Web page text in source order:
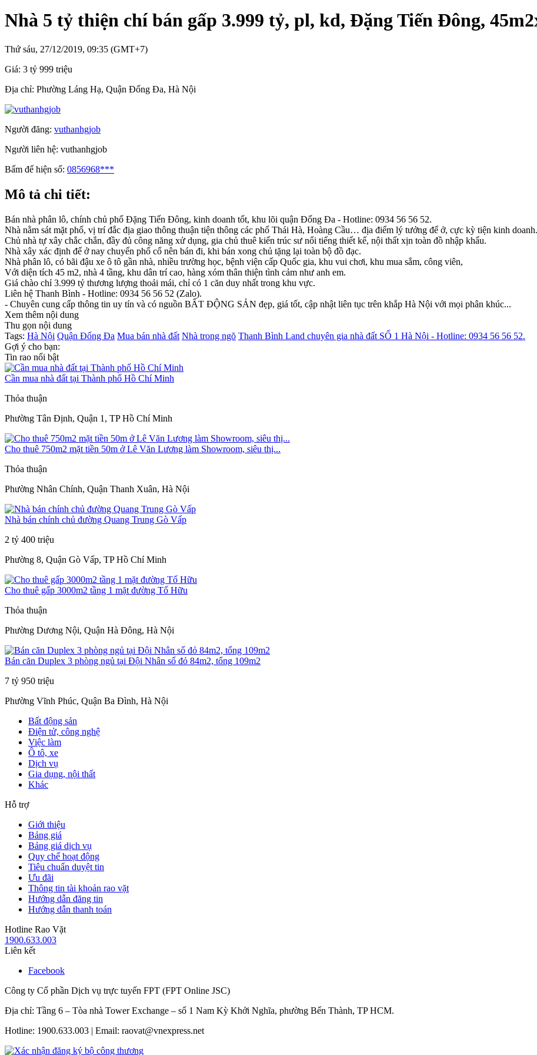
Nhà 5 tỷ thiện chí bán gấp 3.999 tỷ, pl, kd, Đặng Tiến Đông,
Thứ sáu, 27/12/2019, 09:35 (GMT+7)
Giá: 3 tỷ 999 triệu
Địa chỉ: Phường Láng Hạ, Quận Đống Đa, Hà Nội
Người đăng: vuthanhgjob
Người liên hệ: vuthanhgjob
Bấm để hiện số: 0856968***
Mô tả chi tiết:
Bán nhà phân lô, chính chủ phố Đặng Tiến Đông, kinh doanh tốt, khu lõi quận Đống Đa - Hotline: 0934 56 56 52.
Nhà nằm sát mặt phố, vị trí đắc địa giao thông thuận tiện thông các phố Thái Hà, Hoàng Cầu… địa điểm lý tưởng để ở, cực kỳ tiện kinh doanh.
Chủ nhà tự xây chắc chắn, đầy đủ công năng xử dụng, gia chủ thuê kiến trúc sư nổi tiếng thiết kế, nội thất xịn toàn đồ nhập khẩu.
Nhà xây xác định để ở nay chuyển phố cổ nên bán đi, khi bán xong chủ tặng lại toàn bộ đồ đạc.
Nhà phân lô, có bãi đậu xe ô tô gần nhà, nhiều trường học, bệnh viện cấp Quốc gia, khu vui chơi, khu mua sắm, công viên,
Với diện tích 45 m2, nhà 4 tầng, khu dân trí cao, hàng xóm thân thiện tình cảm như anh em.
Giá chào chỉ 3.999 tỷ thương lượng thoải mái, chỉ có 1 căn duy nhất trong khu vực.
Liên hệ Thanh Bình - Hotline: 0934 56 56 52 (Zalo).
- Chuyên cung cấp thông tin uy tín và có nguồn BẤT ĐỘNG SẢN đẹp, giá tốt, cập nhật liên tục trên khắp Hà Nội với mọi phân khúc...
Xem thêm nội dung
Thu gọn nội dung
Tags: Hà Nội Quận Đống Đa Mua bán nhà đất Nhà trong ngõ Thanh Bình Land chuyên gia nhà đất SỐ 1 Hà Nội - Hotline: 0934 56 56 52.
Gợi ý cho bạn:
Tin rao nổi bật
Cần mua nhà đất tại Thành phố Hồ Chí Minh
Thỏa thuận
Phường Tân Định, Quận 1, TP Hồ Chí Minh
Cho thuê 750m2 mặt tiền 50m ở Lê Văn Lương làm Showroom, siêu thị...
Thỏa thuận
Phường Nhân Chính, Quận Thanh Xuân, Hà Nội
Nhà bán chính chủ đường Quang Trung Gò Vấp
2 tỷ 400 triệu
Phường 8, Quận Gò Vấp, TP Hồ Chí Minh
Cho thuê gấp 3000m2 tầng 1 mặt đường Tố Hữu
Thỏa thuận
Phường Dương Nội, Quận Hà Đông, Hà Nội
Bán căn Duplex 3 phòng ngủ tại Đội Nhân sổ đỏ 84m2, tổng 109m2
7 tỷ 950 triệu
Phường Vĩnh Phúc, Quận Ba Đình, Hà Nội
Bất động sản
Điện tử, công nghệ
Việc làm
Ô tô, xe
Dịch vụ
Gia dụng, nội thất
Khác
Hỗ trợ
Giới thiệu
Bảng giá
Bảng giá dịch vụ
Quy chế hoạt động
Tiêu chuẩn duyệt tin
Ưu đãi
Thông tin tài khoản rao vặt
Hướng dẫn đăng tin
Hướng dẫn thanh toán
Hotline Rao Vặt
1900.633.003
Liên kết
Facebook
Công ty Cổ phần Dịch vụ trực tuyến FPT (FPT Online JSC)
Địa chỉ: Tầng 6 – Tòa nhà Tower Exchange – số 1 Nam Kỳ Khởi Nghĩa, phường Bến Thành, TP HCM.
Hotline: 1900.633.003 | Email: raovat@vnexpress.net